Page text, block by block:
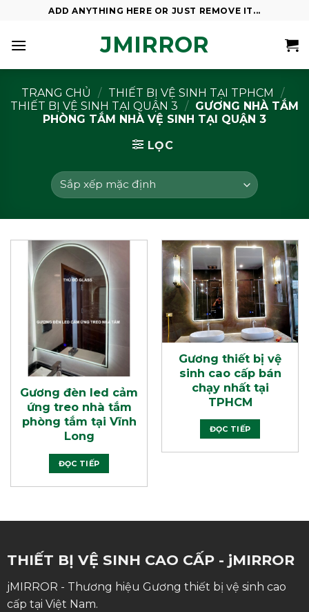
content
ADD ANYTHING HERE OR JUST REMOVE IT...
JMIRROR
TRANG CHỦ / THIẾT BỊ VỆ SINH TẠI TPHCM
/
THIẾT BỊ VỆ SINH TẠI QUẬN 3 / GƯƠNG NHÀ TẮM
PHÒNG TẮM NHÀ VỆ SINH TẠI QUẬN 3
LỌC
Gương đèn led cảm
ứng treo nhà tắm
phòng tắm tại Vĩnh
Long
ĐỌC TIẾP
Gương thiết bị vệ
sinh cao cấp bán
chạy nhất tại
TPHCM
ĐỌC TIẾP
THIẾT BỊ VỆ SINH CAO CẤP - jMIRROR
jMIRROR - Thương hiệu Gương thiết bị vệ sinh cao
cấp tại Việt Nam.